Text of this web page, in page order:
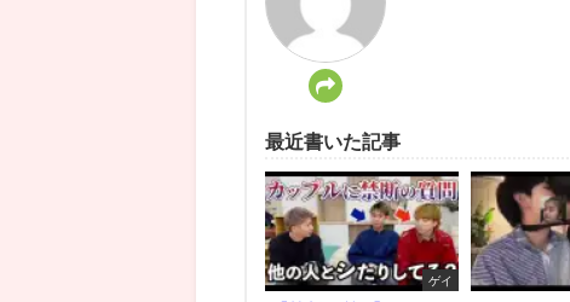
最近書いた記事
ゲイ